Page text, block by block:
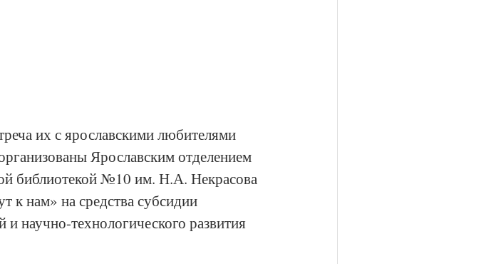
их с ярославскими любителями
Ярославским отделением
библиотекой №10 им. Н.А. Некрасова
к нам» на средства субсидии
научно-технологического развития